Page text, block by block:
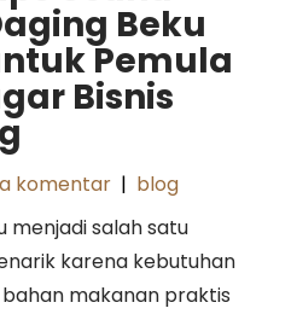
Beku
Pemula
Bisnis
komentar | blog
menjadi salah satu
karena kebutuhan
makanan praktis